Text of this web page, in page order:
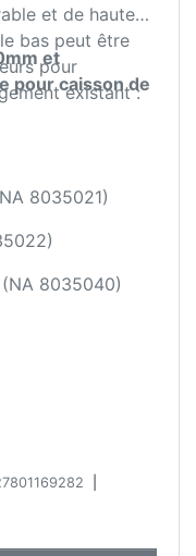
et de haute
bas peut être
pour
existant :
et
pour caisson de
8035021)
8035040)